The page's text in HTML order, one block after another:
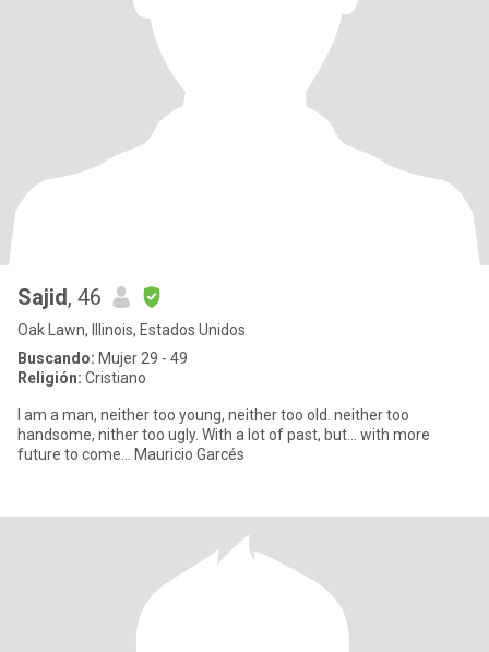
Sajid, 46
Oak Lawn, Illinois, Estados Unidos
Buscando: Mujer 29 - 49
Religión: Cristiano
I am a man, neither too young, neither too old. neither too
handsome, nither too ugly. With a lot of past, but... with more
future to come... Mauricio Garcés